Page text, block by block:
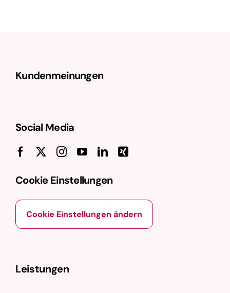
Kundenmeinungen
Social Media
Cookie Einstellungen
Cookie Einstellungen ändern
Leistungen